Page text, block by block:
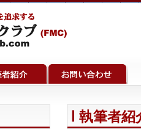
執筆者紹